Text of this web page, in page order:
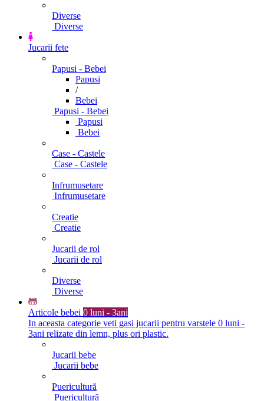
Diverse
Diverse
Jucarii fete
Papusi - Bebei
Papusi
/
Bebei
Papusi - Bebei
Papusi
Bebei
Case - Castele
Case - Castele
Infrumusetare
Infrumusetare
Creatie
Creatie
Jucarii de rol
Jucarii de rol
Diverse
Diverse
Articole bebei 0 luni - 3ani
In aceasta categorie veti gasi jucarii pentru varstele 0 luni -
3ani relizate din lemn, plus ori plastic.
Jucarii bebe
Jucarii bebe
Puericultură
Puericultură